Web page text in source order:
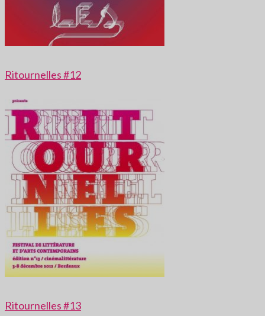
Ritournelles #12
Ritournelles #13